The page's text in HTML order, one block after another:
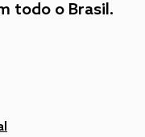
todo o Brasil.